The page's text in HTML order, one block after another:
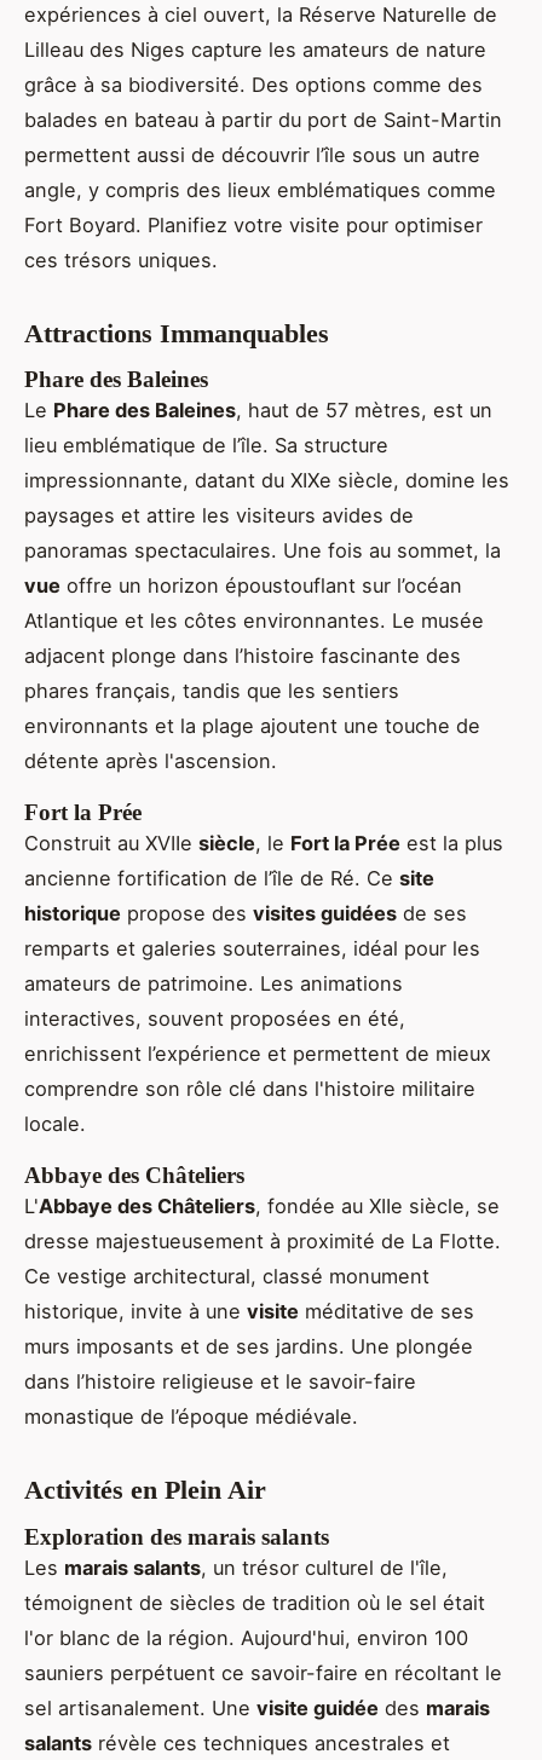
expériences à ciel ouvert, la Réserve Naturelle de
Lilleau des Niges capture les amateurs de nature
grâce à sa biodiversité. Des options comme des
balades en bateau à partir du port de Saint-Martin
permettent aussi de découvrir l’île sous un autre
angle, y compris des lieux emblématiques comme
Fort Boyard. Planifiez votre visite pour optimiser
ces trésors uniques.
Attractions Immanquables
Phare des Baleines
Le Phare des Baleines, haut de 57 mètres, est un
lieu emblématique de l’île. Sa structure
impressionnante, datant du XIXe siècle, domine les
paysages et attire les visiteurs avides de
panoramas spectaculaires. Une fois au sommet, la
vue offre un horizon époustouflant sur l’océan
Atlantique et les côtes environnantes. Le musée
adjacent plonge dans l’histoire fascinante des
phares français, tandis que les sentiers
environnants et la plage ajoutent une touche de
détente après l'ascension.
Fort la Prée
Construit au XVIIe siècle, le Fort la Prée est la plus
ancienne fortification de l’île de Ré. Ce site
historique propose des visites guidées de ses
remparts et galeries souterraines, idéal pour les
amateurs de patrimoine. Les animations
interactives, souvent proposées en été,
enrichissent l’expérience et permettent de mieux
comprendre son rôle clé dans l'histoire militaire
locale.
Abbaye des Châteliers
L'Abbaye des Châteliers, fondée au XIIe siècle, se
dresse majestueusement à proximité de La Flotte.
Ce vestige architectural, classé monument
historique, invite à une visite méditative de ses
murs imposants et de ses jardins. Une plongée
dans l’histoire religieuse et le savoir-faire
monastique de l’époque médiévale.
Activités en Plein Air
Exploration des marais salants
Les marais salants, un trésor culturel de l'île,
témoignent de siècles de tradition où le sel était
l'or blanc de la région. Aujourd'hui, environ 100
sauniers perpétuent ce savoir-faire en récoltant le
sel artisanalement. Une visite guidée des marais
salants révèle ces techniques ancestrales et